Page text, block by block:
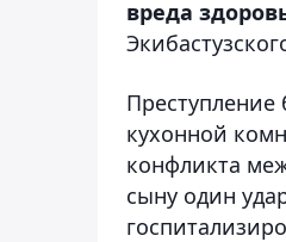
вреда
Преступление
кухонной
конфликта
сыну один